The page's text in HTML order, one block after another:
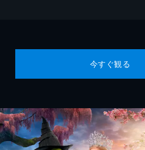
今すぐ観る